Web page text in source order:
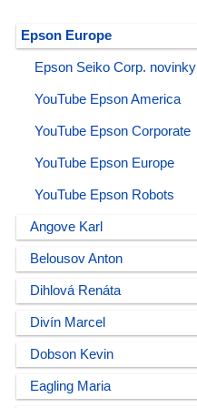
Epson Europe
Epson Seiko Corp. novinky
YouTube Epson America
YouTube Epson Corporate
YouTube Epson Europe
YouTube Epson Robots
Angove Karl
Belousov Anton
Dihlová Renáta
Divín Marcel
Dobson Kevin
Eagling Maria